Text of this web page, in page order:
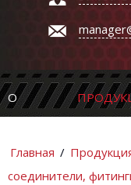
О
Главная /
соединители,